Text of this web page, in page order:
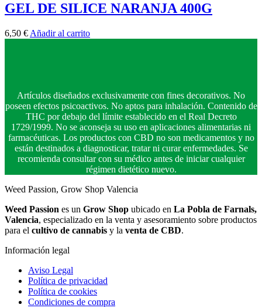
GEL DE SILICE NARANJA 400G
6,50 € Añadir al carrito
Artículos diseñados exclusivamente con fines decorativos. No
poseen efectos psicoactivos. No aptos para inhalación. Contenido de
THC por debajo del límite establecido en el Real Decreto
1729/1999. No se aconseja su uso en aplicaciones alimentarias ni
farmacéuticas. Los productos con CBD no son medicamentos y no
están destinados a diagnosticar, tratar ni curar enfermedades. Se
recomienda consultar con su médico antes de iniciar cualquier
régimen dietético nuevo.
Weed Passion, Grow Shop Valencia
Weed Passion es un Grow Shop ubicado en La Pobla de Farnals,
Valencia, especializado en la venta y asesoramiento sobre productos
para el cultivo de cannabis y la venta de CBD.
Información legal
Aviso Legal
Política de privacidad
Política de cookies
Condiciones de compra